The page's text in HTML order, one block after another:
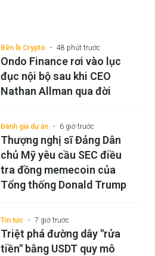
Bên lề Crypto 48 phút trước
Ondo Finance rơi vào lục
đục nội bộ sau khi CEO
Nathan Allman qua đời
Đánh giá dự án 6 giờ trước
Thượng nghị sĩ Đảng Dân
chủ Mỹ yêu cầu SEC điều
tra đồng memecoin của
Tổng thống Donald Trump
Tin tức 7 giờ trước
Triệt phá đường dây "rửa
tiền" bằng USDT quy mô